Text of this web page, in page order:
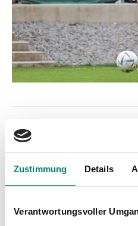
Zustimmung Details
Verantwortungsvoller